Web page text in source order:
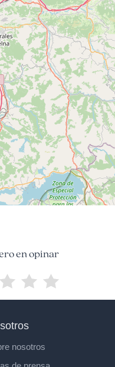
en opinar
nosotros